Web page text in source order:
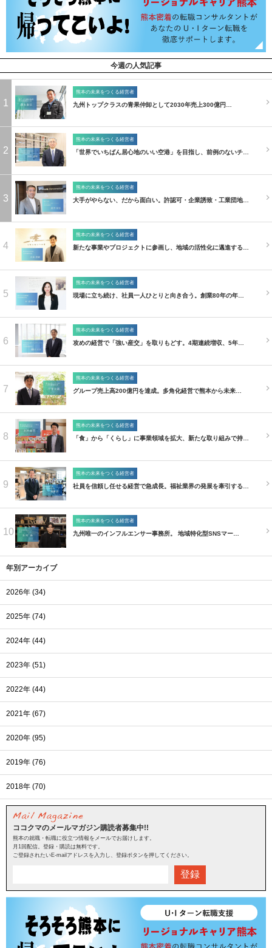
今週の人気記事
1
熊本の未来をつくる経営者
九州トップクラスの青果仲卸として2030年売上300億円…
2
熊本の未来をつくる経営者
「世界でいちばん居心地のいい空港」を目指し、前例のないチ…
3
熊本の未来をつくる経営者
大手がやらない、だから面白い。許認可・企業誘致・工業団地…
4
熊本の未来をつくる経営者
新たな事業やプロジェクトに参画し、地域の活性化に邁進する…
5
熊本の未来をつくる経営者
現場に立ち続け、社員一人ひとりと向き合う。創業80年の年…
6
熊本の未来をつくる経営者
攻めの経営で「強い産交」を取りもどす。4期連続増収、5年…
7
熊本の未来をつくる経営者
グループ売上高200億円を達成。多角化経営で熊本から未来…
8
熊本の未来をつくる経営者
「食」から「くらし」に事業領域を拡大、新たな取り組みで持…
9
熊本の未来をつくる経営者
社員を信頼し任せる経営で急成長。福祉業界の発展を牽引する…
10
熊本の未来をつくる経営者
九州唯一のインフルエンサー事務所。 地域特化型SNSマー…
年別アーカイブ
2026年 (34)
2025年 (74)
2024年 (44)
2023年 (51)
2022年 (44)
2021年 (67)
2020年 (95)
2019年 (76)
2018年 (70)
ココクマのメールマガジン購読者募集中!!
熊本の就職・転職に役立つ情報をメールでお届けします。
月1回配信。登録・購読は無料です。
ご登録されたいE-mailアドレスを入力し、登録ボタンを押してください。
登録